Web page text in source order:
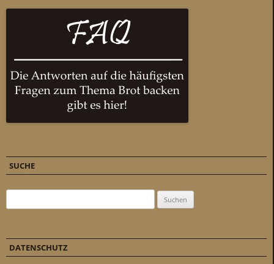
SUCHE
DATENSCHUTZ